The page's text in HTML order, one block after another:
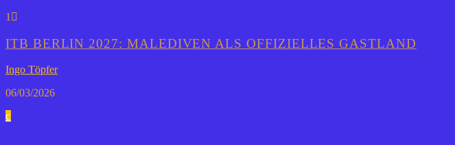
1
ITB BERLIN 2027: MALEDIVEN ALS OFFIZIELLES GASTLAND
Ingo Töpfer
06/03/2026